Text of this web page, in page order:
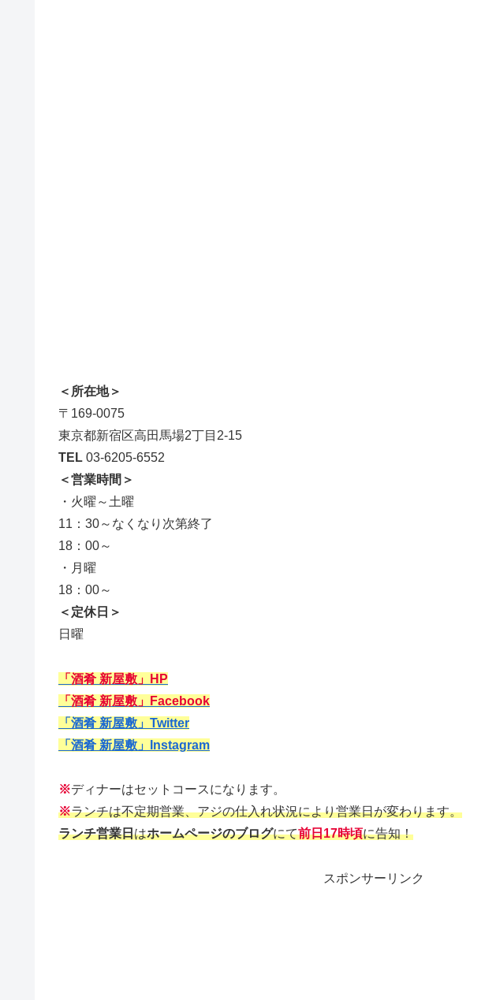
＜所在地＞
〒169-0075
東京都新宿区高田馬場2丁目2-15
TEL 03-6205-6552
＜営業時間＞
・火曜～土曜
11：30～なくなり次第終了
18：00～
・月曜
18：00～
＜定休日＞
日曜
「酒肴 新屋敷」HP
「酒肴 新屋敷」Facebook
「酒肴 新屋敷」Twitter
「酒肴 新屋敷」Instagram
※ディナーはセットコースになります。
※ランチは不定期営業、アジの仕入れ状況により営業日が変わります。
ランチ営業日はホームページのブログにて前日17時頃に告知！
スポンサーリンク